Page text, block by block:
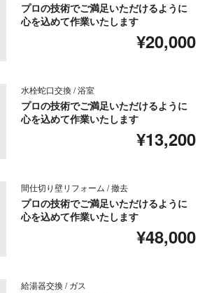
プロの技術でご満足いただけるように
心を込めて作業いたします
¥20,000
水栓蛇口交換 / 浴室
プロの技術でご満足いただけるように
心を込めて作業いたします
¥13,200
間仕切り壁リフォーム / 撤去
プロの技術でご満足いただけるように
心を込めて作業いたします
¥48,000
給湯器交換 / ガス